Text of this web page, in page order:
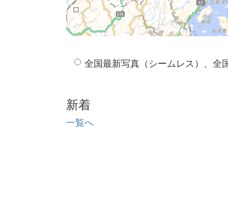
全国最新写真（シームレス）、全
新着
一覧へ